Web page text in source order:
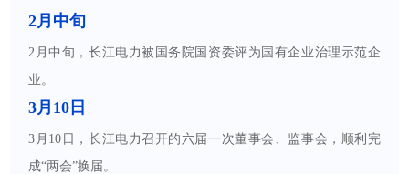
2月中旬
2月中旬，长江电力被国务院国资委评为国有企业治理示范企
业。
3月10日
3月10日，长江电力召开的六届一次董事会、监事会，顺利完
成“两会”换届。